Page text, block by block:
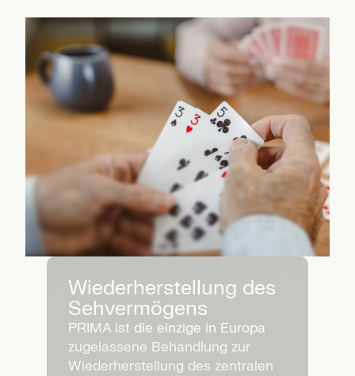
Wiederherstellung des
Sehvermögens
PRIMA ist die einzige in Europa
zugelassene Behandlung zur
Wiederherstellung des zentralen